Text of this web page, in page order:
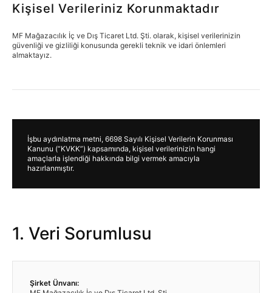
Kişisel Verileriniz Korunmaktadır
MF Mağazacılık İç ve Dış Ticaret Ltd. Şti. olarak, kişisel verilerinizin
güvenliği ve gizliliği konusunda gerekli teknik ve idari önlemleri
almaktayız.
İşbu aydınlatma metni, 6698 Sayılı Kişisel Verilerin Korunması
Kanunu (“KVKK”) kapsamında, kişisel verilerinizin hangi
amaçlarla işlendiği hakkında bilgi vermek amacıyla
hazırlanmıştır.
1. Veri Sorumlusu
Şirket Ünvanı: